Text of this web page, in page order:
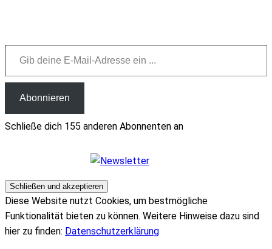
Gib deine E-Mail-Adresse ein ...
Abonnieren
Schließe dich 155 anderen Abonnenten an
Diese Website nutzt Cookies, um bestmögliche
Funktionalität bieten zu können. Weitere Hinweise dazu sind
hier zu finden: Datenschutzerklärung